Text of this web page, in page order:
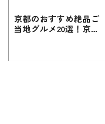
京都のおすすめ絶品ご
当地グルメ20選！京都